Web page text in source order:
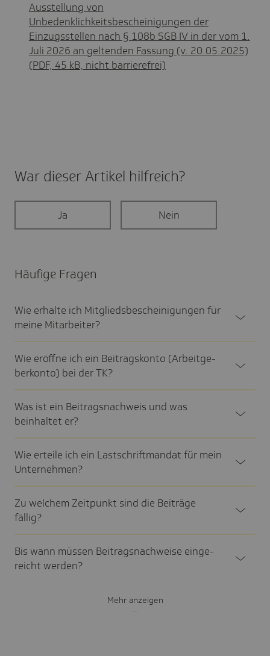
Ausstellung von
Unbedenklichkeitsbescheinigungen der
Einzugsstellen nach § 108b SGB IV in der vom 1.
Juli 2026 an geltenden Fassung (v. 20.05.2025)
(PDF, 45 kB, nicht barrierefrei)
War dieser Artikel hilf­reich?
Ja Nein
Häufige Fragen
Wie erhalte ich Mitglieds­be­schei­ni­gungen für
meine Mitar­bei­ter?
Wie eröffne ich ein Beitrags­konto (Arbeit­ge­
ber­konto) bei der TK?
Was ist ein Beitrags­nach­weis und was
beinhaltet er?
Wie erteile ich ein Last­schrift­mandat für mein
Unter­neh­men?
Zu welchem Zeit­punkt sind die Beiträge
fällig?
Bis wann müssen Beitrags­nach­weise einge­
reicht werden?
Mehr anzeigen